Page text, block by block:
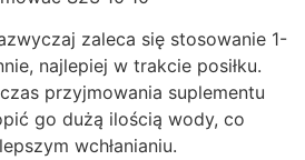
zaleca się stosowanie 1-
najlepiej w trakcie posiłku.
przyjmowania suplementu
go dużą ilością wody, co
wchłanianiu.